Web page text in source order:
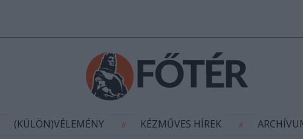
(KÜLÖN)VÉLEMÉNY // KÉZMŰVES HÍREK //